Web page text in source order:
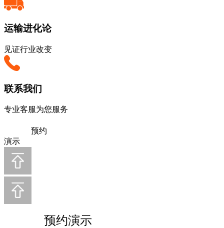
运输进化论
见证行业改变
联系我们
专业客服为您服务
预约
演示
预约演示